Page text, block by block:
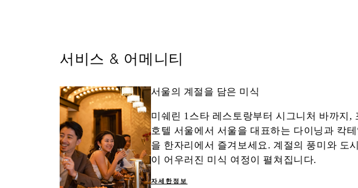
서비스 & 어메니티
서울의 계절을 담은 미식
미쉐린 1스타 레스토랑부터 시그니처 바까지,
호텔 서울에서 서울을 대표하는 다이닝과 칵테
을 한자리에서 즐겨보세요. 계절의 풍미와 도
이 어우러진 미식 여정이 펼쳐집니다.
자세한정보